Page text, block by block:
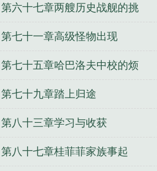
结
第六十七章两艘历史战舰的挑
衅行为
第七十一章高级怪物出现
第七十五章哈巴洛夫中校的烦
恼
第七十九章踏上归途
第八十三章学习与收获
第八十七章桂菲菲家族事起